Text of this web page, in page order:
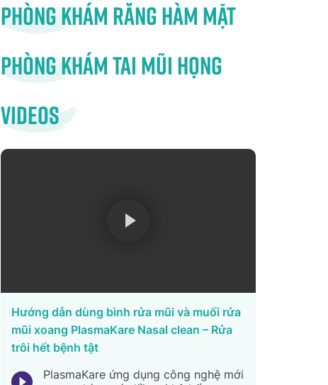
Phòng khám răng hàm mặt
Phòng khám tai mũi họng
Videos
Hướng dẫn dùng bình rửa mũi và muối rửa
mũi xoang PlasmaKare Nasal clean – Rửa
trôi hết bệnh tật
PlasmaKare ứng dụng công nghệ mới